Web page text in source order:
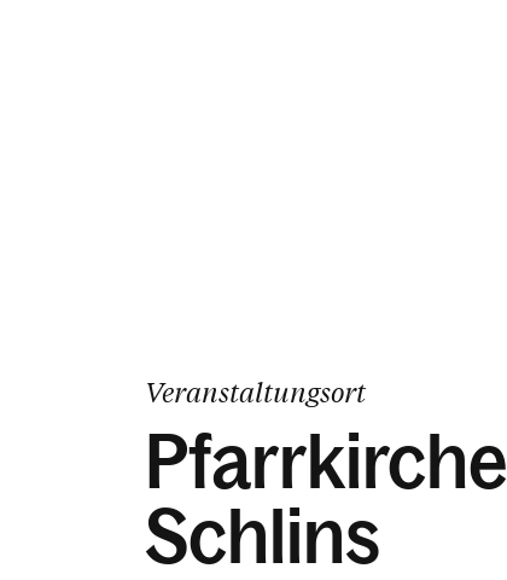
Veranstaltungsort
Pfarrkirche
Schlins